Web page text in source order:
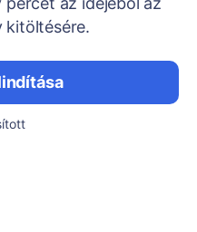
kitöltésére.